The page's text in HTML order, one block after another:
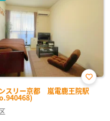
スリー京都 嵐電鹿王院駅
お気
に入